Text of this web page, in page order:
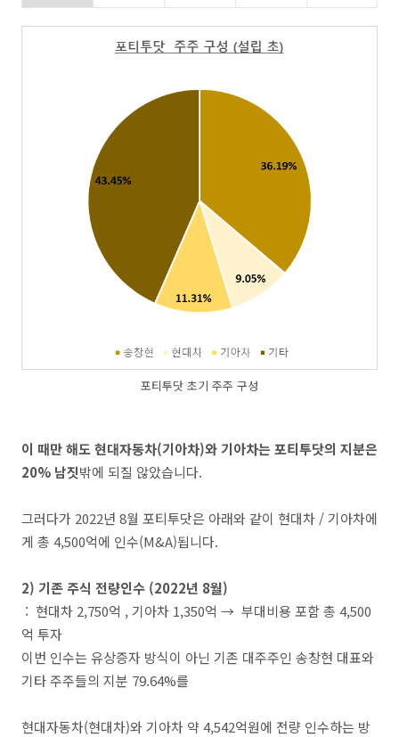
포티투닷 초기 주주 구성
이 때만 해도 현대자동차(기아차)와 기아차는 포티투닷의 지분은
20% 남짓밖에 되질 않았습니다.
그러다가 2022년 8월 포티투닷은 아래와 같이 현대차 / 기아차에
게 총 4,500억에 인수(M&A)됩니다.
2) 기존 주식 전량인수 (2022년 8월)
: 현대차 2,750억 , 기아차 1,350억 → 부대비용 포함 총 4,500
억 투자
이번 인수는 유상증자 방식이 아닌 기존 대주주인 송창현 대표와
기타 주주들의 지분 79.64%를
현대자동차(현대차)와 기아차 약 4,542억원에 전량 인수하는 방